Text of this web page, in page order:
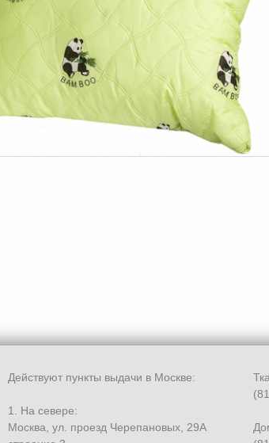
Действуют пункты выдачи в Москве:
1. На севере:
Москва, ул. проезд Черепановых, 29А